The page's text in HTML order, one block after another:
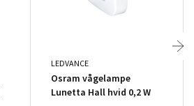
LEDVANCE
Osram vågelampe
Lunetta Hall hvid 0,2 W